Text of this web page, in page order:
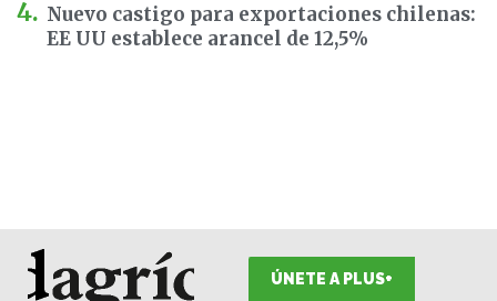
Nuevo castigo para exportaciones chilenas:
EE UU establece arancel de 12,5%
ÚNETE A PLUS+